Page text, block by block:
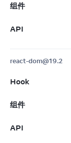
组件
API
react-dom@19.2
Hook
组件
API